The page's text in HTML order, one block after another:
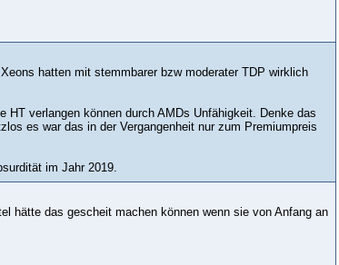
hatten mit stemmbarer bzw moderater TDP wirklich
verlangen können durch AMDs Unfähigkeit. Denke das
es war das in der Vergangenheit nur zum Premiumpreis
im Jahr 2019.
hätte das gescheit machen können wenn sie von Anfang an